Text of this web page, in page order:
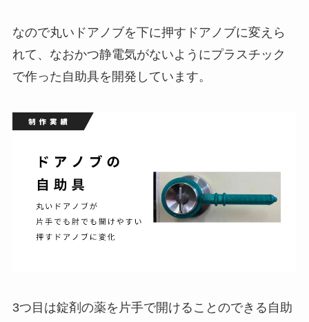
なので丸いドアノブを下に押すドアノブに変えら
れて、なおかつ静電気がないようにプラスチック
で作った自助具を開発しています。
3つ目は錠剤の薬を片手で開けることのできる自助